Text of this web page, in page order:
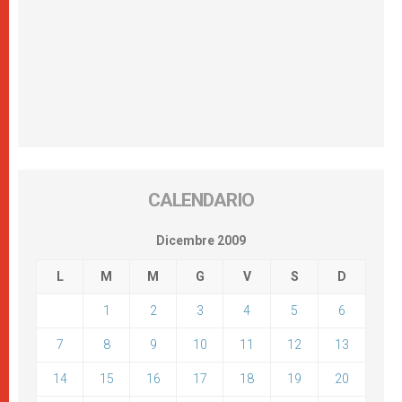
CALENDARIO
Dicembre 2009
L M M G V S D
1 2 3 4 5 6
7 8 9 10 11 12 13
14 15 16 17 18 19 20